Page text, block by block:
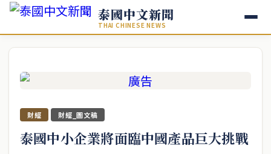
泰國中文新聞
THAI CHINESE NEWS
財經 財經_圖文稿
泰國中小企業將面臨中國產品巨大挑戰